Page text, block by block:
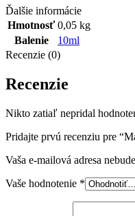
Ďalšie informácie
Hmotnosť 0,05 kg
Balenie
10ml
Recenzie (0)
Recenzie
Nikto zatiaľ nepridal
Pridajte prvú recenziu pre
Vaša e-mailová adresa
Vaše hodnotenie *